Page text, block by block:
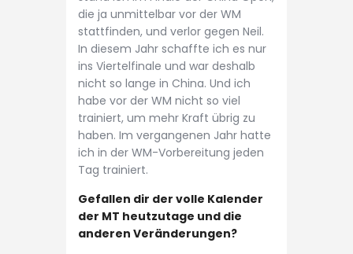
die ja unmittelbar vor der WM
stattfinden, und verlor gegen Neil.
In diesem Jahr schaffte ich es nur
ins Viertelfinale und war deshalb
nicht so lange in China. Und ich
habe vor der WM nicht so viel
trainiert, um mehr Kraft übrig zu
haben. Im vergangenen Jahr hatte
ich in der WM-Vorbereitung jeden
Tag trainiert.
Gefallen dir der volle Kalender
der MT heutzutage und die
anderen Veränderungen?